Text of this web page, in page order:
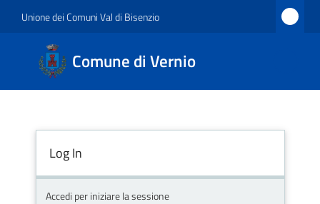
Vai al contenuto
Vai alla navigazione
Vai al footer
Unione dei Comuni Val di Bisenzio
Comune di Vernio
Comune
di
Vernio
Amministrazione
Log In
Accedi per iniziare la sessione